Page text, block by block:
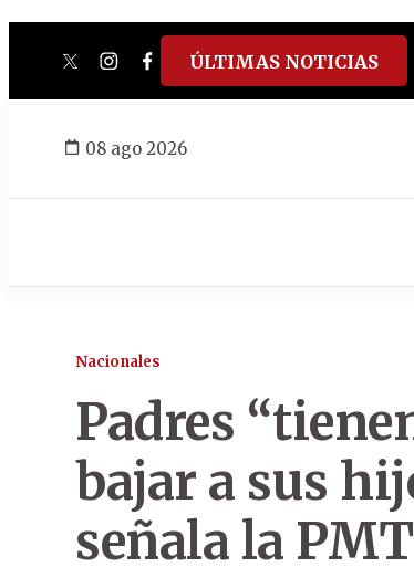
twitterinstagram
facebook
tiktokyoutube
spotify
ÚLTIMAS NOTICIAS
08 ago 2026
Nacionales
Padres
bajar a sus
señala la PMT